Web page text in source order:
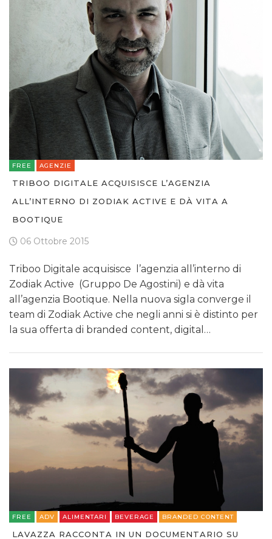
FREE AGENZIE
TRIBOO DIGITALE ACQUISISCE L’AGENZIA
ALL’INTERNO DI ZODIAK ACTIVE E DÀ VITA A
BOOTIQUE
06 Ottobre 2015
Triboo Digitale acquisisce l’agenzia all’interno di
Zodiak Active (Gruppo De Agostini) e dà vita
all’agenzia Bootique. Nella nuova sigla converge il
team di Zodiak Active che negli anni si è distinto per
la sua offerta di branded content, digital…
FREE ADV ALIMENTARI BEVERAGE BRANDED CONTENT
LAVAZZA RACCONTA IN UN DOCUMENTARIO SU